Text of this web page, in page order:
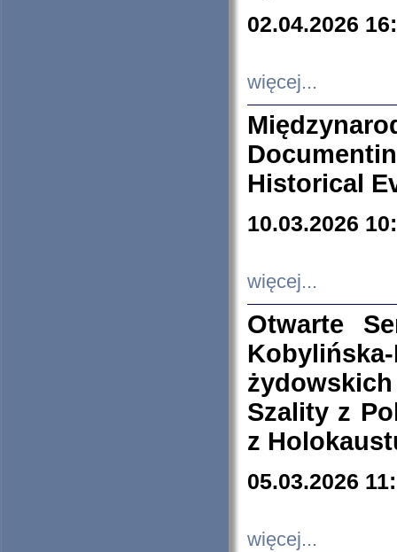
02.04.2026
więcej...
Historical
10.03.2026
więcej...
Otwarte
Szality z
z
05.03.2026
więcej...